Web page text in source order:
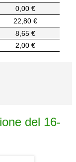
0,00 €
22,80 €
8,65 €
2,00 €
del 16-